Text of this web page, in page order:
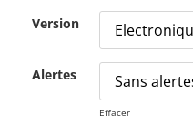
Version
Alertes
Effacer